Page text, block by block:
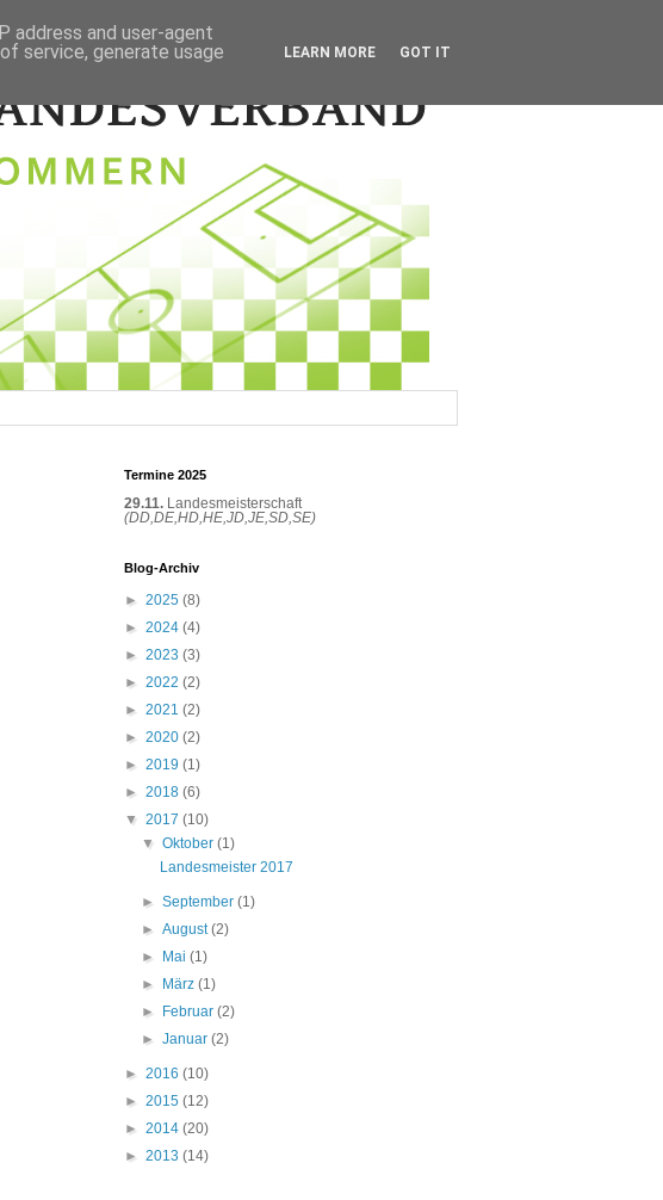
Termine 2025
29.11. Landesmeisterschaft
(DD,DE,HD,HE,JD,JE,SD,SE)
Blog-Archiv
► 2025 (8)
► 2024 (4)
► 2023 (3)
► 2022 (2)
► 2021 (2)
► 2020 (2)
► 2019 (1)
► 2018 (6)
▼ 2017 (10)
▼Oktober(1)
Landesmeister 2017
►September(1)
►August(2)
►
Mai(1)
►
März(1)
►
Februar(2)
►Januar(2)
► 2016 (10)
► 2015 (12)
► 2014 (20)
► 2013 (14)
address and user-agent
service, generate usage
LEARN MORE GOT IT